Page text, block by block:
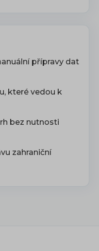
přípravy dat
které vedou k
bez nutnosti
zahraniční